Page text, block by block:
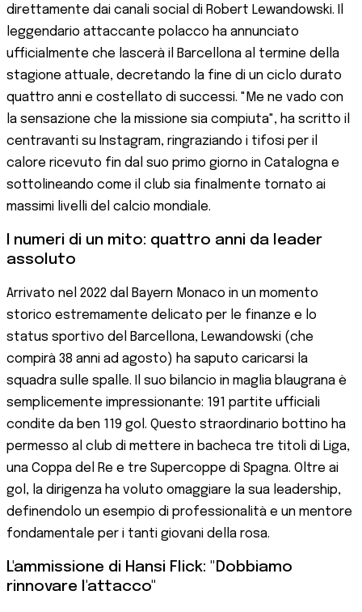
direttamente dai canali social di Robert Lewandowski. Il
leggendario attaccante polacco ha annunciato
ufficialmente che lascerà il Barcellona al termine della
stagione attuale, decretando la fine di un ciclo durato
quattro anni e costellato di successi. "Me ne vado con
la sensazione che la missione sia compiuta", ha scritto il
centravanti su Instagram, ringraziando i tifosi per il
calore ricevuto fin dal suo primo giorno in Catalogna e
sottolineando come il club sia finalmente tornato ai
massimi livelli del calcio mondiale.
I numeri di un mito: quattro anni da leader
assoluto
Arrivato nel 2022 dal Bayern Monaco in un momento
storico estremamente delicato per le finanze e lo
status sportivo del Barcellona, Lewandowski (che
compirà 38 anni ad agosto) ha saputo caricarsi la
squadra sulle spalle. Il suo bilancio in maglia blaugrana è
semplicemente impressionante: 191 partite ufficiali
condite da ben 119 gol. Questo straordinario bottino ha
permesso al club di mettere in bacheca tre titoli di Liga,
una Coppa del Re e tre Supercoppe di Spagna. Oltre ai
gol, la dirigenza ha voluto omaggiare la sua leadership,
definendolo un esempio di professionalità e un mentore
fondamentale per i tanti giovani della rosa.
L'ammissione di Hansi Flick: "Dobbiamo
rinnovare l'attacco"